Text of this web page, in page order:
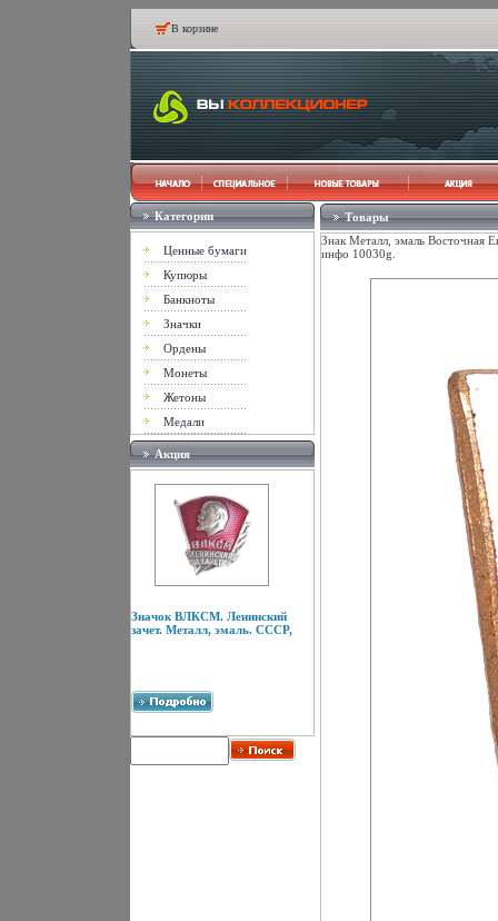
В корзине
Категории
Ценные бумаги
Купюры
Банкноты
Значки
Ордены
Монеты
Жетоны
Медали
Акция
Значок ВЛКСМ. Ленинский
зачет. Металл, эмаль. СССР,
Товары
Знак Металл, эмаль Восточная
инфо 10030g.